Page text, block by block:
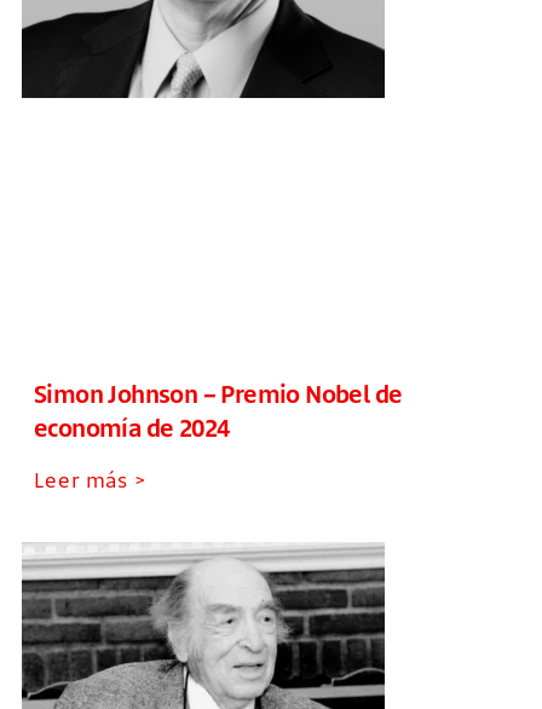
Simon Johnson – Premio Nobel de
economía de 2024
Leer más >